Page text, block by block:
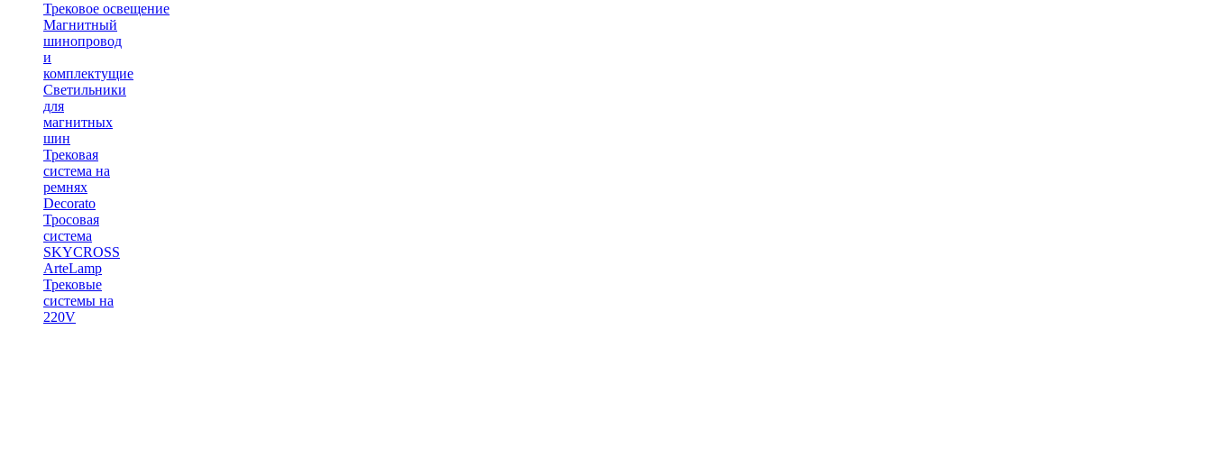
Трековое освещение
Магнитный
шинопровод
и
комплектущие
Светильники
для
магнитных
шин
Трековая
система на
ремнях
Decorato
Тросовая
система
SKYCROSS
ArteLamp
Трековые
системы на
220V